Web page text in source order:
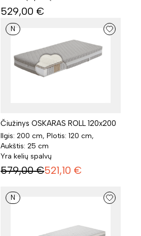
529,00 €
N
Čiužinys OSKARAS ROLL 120x200
Ilgis: 200 cm, Plotis: 120 cm,
Aukštis: 25 cm
Yra kelių spalvų
579,00 €521,10 €
N